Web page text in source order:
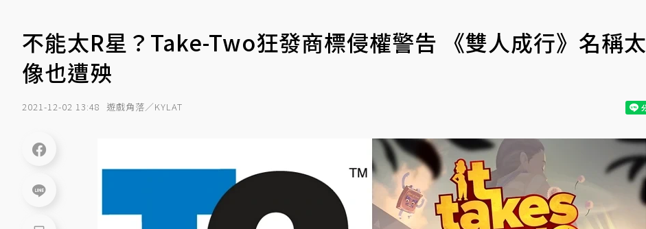
不能太R星？Take-Two狂發商標侵權警告 《雙人成行》名稱太
像也遭殃
2021-12-02 13:48 遊戲角落／KYLAT